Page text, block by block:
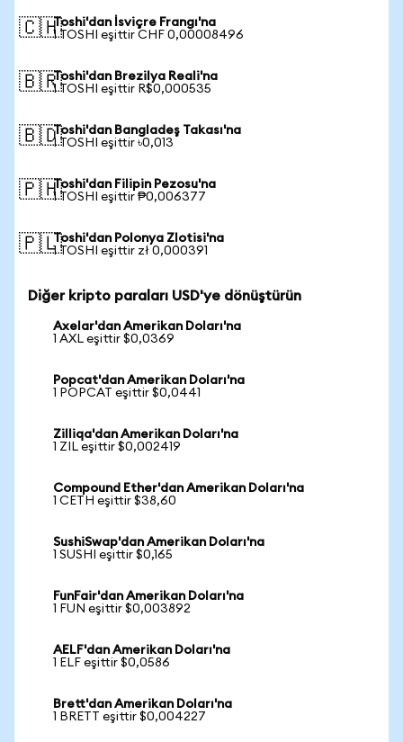
🇨🇭Toshi'dan İsviçre Frangı'na
1 TOSHI eşittir CHF 0,00008496
🇧🇷Toshi'dan Brezilya Reali'na
1 TOSHI eşittir R$0,000535
🇧🇩Toshi'dan Bangladeş Takası'na
1 TOSHI eşittir ৳0,013
🇵🇭Toshi'dan Filipin Pezosu'na
1 TOSHI eşittir ₱0,006377
🇵🇱Toshi'dan Polonya Zlotisi'na
1 TOSHI eşittir zł 0,000391
Diğer kripto paraları USD'ye dönüştürün
Axelar'dan Amerikan Doları'na
1 AXL eşittir $0,0369
Popcat'dan Amerikan Doları'na
1 POPCAT eşittir $0,0441
Zilliqa'dan Amerikan Doları'na
1 ZIL eşittir $0,002419
Compound Ether'dan Amerikan Doları'na
1 CETH eşittir $38,60
SushiSwap'dan Amerikan Doları'na
1 SUSHI eşittir $0,165
FunFair'dan Amerikan Doları'na
1 FUN eşittir $0,003892
AELF'dan Amerikan Doları'na
1 ELF eşittir $0,0586
Brett'dan Amerikan Doları'na
1 BRETT eşittir $0,004227